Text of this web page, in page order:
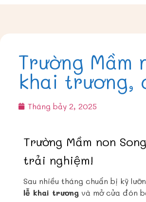
Trường
khai trương,
Tháng bảy 2, 2025
Trường Mầm non
trải nghiệm!
Sau nhiều tháng chuẩn bị kỹ
lễ khai trương và mở cửa đón